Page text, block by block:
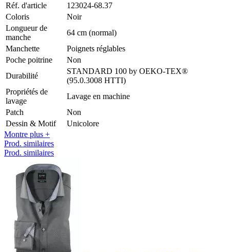
Réf. d'article
123024-68.37
Coloris
Noir
Longueur de
manche
64 cm (normal)
Manchette
Poignets réglables
Poche poitrine
Non
Durabilité
STANDARD 100 by OEKO-TEX®
(95.0.3008 HTTI)
Propriétés de
lavage
Lavage en machine
Patch
Non
Dessin & Motif
Unicolore
Montre plus +
Prod. similaires
Prod. similaires